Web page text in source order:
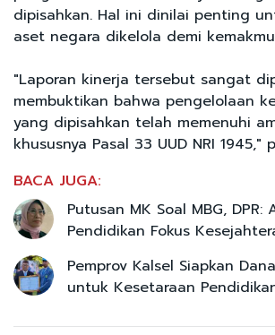
dipisahkan. Hal ini dinilai penting
aset negara dikelola demi
"Laporan kinerja tersebut sangat
membuktikan bahwa pengelolaan
yang dipisahkan telah memenuhi
khususnya Pasal 33 UUD NRI 1945,"
BACA JUGA:
Putusan MK Soal MBG, DPR:
Pendidikan Fokus
Pemprov Kalsel Siapkan
untuk Kesetaraan